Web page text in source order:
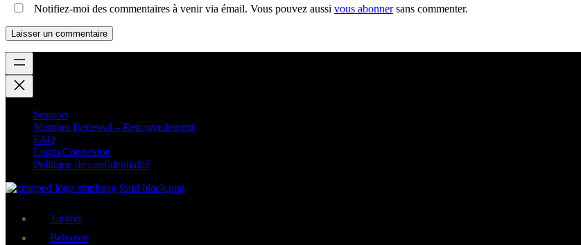
Notifiez-moi des commentaires à venir via émail. Vous pouvez aussi vous abonnersans commenter.
Support
Member Renewal – Renouvellement
FAQ
Login/Connexion
Politique de confidentialité
Tumblr
Behance